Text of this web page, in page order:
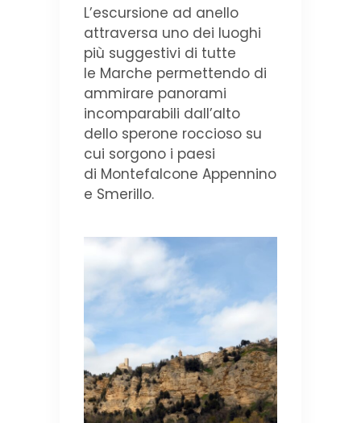
L’escursione ad anello
attraversa uno dei luoghi
più suggestivi di tutte
le Marche permettendo di
ammirare panorami
incomparabili dall’alto
dello sperone roccioso su
cui sorgono i paesi
di Montefalcone Appennino
e Smerillo.